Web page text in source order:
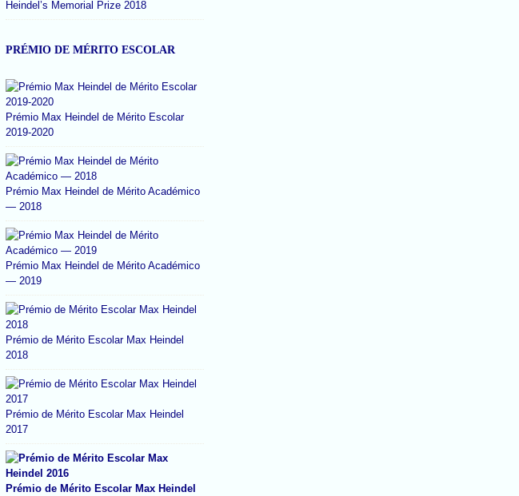
Heindel’s Memorial Prize 2018
PRÉMIO DE MÉRITO ESCOLAR
Prémio Max Heindel de Mérito Escolar
2019-2020
Prémio Max Heindel de Mérito Académico
— 2018
Prémio Max Heindel de Mérito Académico
— 2019
Prémio de Mérito Escolar Max Heindel
2018
Prémio de Mérito Escolar Max Heindel
2017
Prémio de Mérito Escolar Max Heindel